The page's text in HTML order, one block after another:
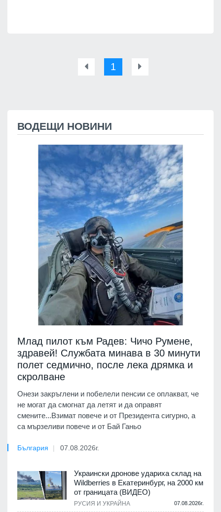
1
ВОДЕЩИ НОВИНИ
Млад пилот към Радев: Чичо Румене,
здравей! Службата минава в 30 минути
полет седмично, после лека дрямка и
скролване
Онези закръглени и побелели пенсии се оплакват, че
не могат да смогнат да летят и да оправят
смените...Взимат повече и от Президента сигурно, а
са мързеливи повече и от Бай Ганьо
България 07.08.2026г.
Украински дронове удариха склад на
Wildberries в Екатеринбург, на 2000 км
от границата (ВИДЕО)
РУСИЯ И УКРАЙНА 07.08.2026г.